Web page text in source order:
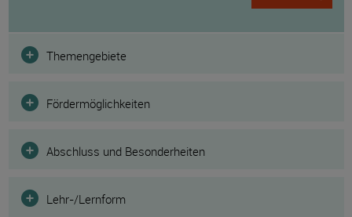
Filter
Themengebiete
Fördermöglichkeiten
Abschluss und Besonderheiten
Lehr-/Lernform